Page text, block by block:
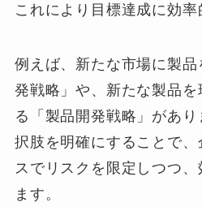
これにより目標達成に効率
例えば、新たな市場に製
発戦略」や、新たな製品
る「製品開発戦略」があ
択肢を明確にすることで
スでリスクを限定しつつ
ます。